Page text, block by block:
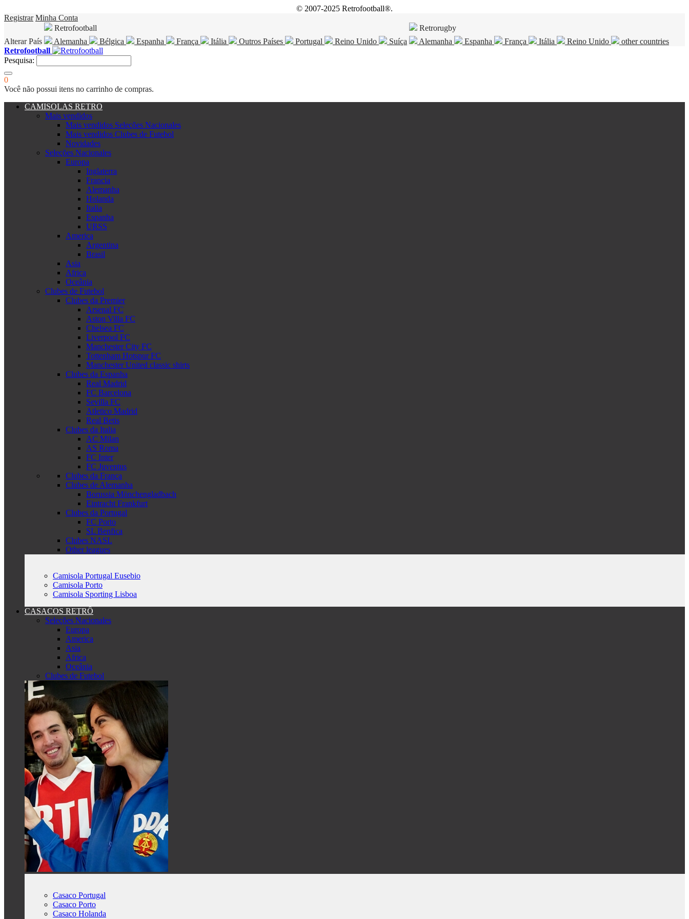
© 2007-2025 Retrofootball®.
Registrar Minha Conta
Alterar País
Retrofootball
Alemanha
Bélgica Espanha França Itália Outros Países Portugal Reino Unido Suíça
Retrorugby
Alemanha
Espanha França Itália Reino Unido
other countries
Retrofootball
Pesquisa:
0
Você não possui itens no carrinho de compras.
CAMISOLAS RETRO
Mais vendidos
Mais vendidos Seleções Nacionales
Mais vendidos Clubes de Futebol
Novidades
Seleções Nacionales
Europa
Inglaterra
Francia
Alemanha
Holanda
Italia
Espanha
URSS
America
Argentina
Brasil
Asia
Africa
Oceânia
Clubes de Futebol
Clubes da Premier
Arsenal FC
Aston Villa FC
Chelsea FC
Liverpool FC
Manchester City FC
Tottenham Hotspur FC
Manchester United classic shirts
Clubes da Espanha
Real Madrid
FC Barcelona
Sevilla FC
Atletico Madrid
Real Betis
Clubes da Italia
AC Milan
AS Roma
FC Inter
FC Juventus
Clubes da França
Clubes de Alemanha
Borussia Mönchengladbach
Eintracht Frankfurt
Clubes da Portugal
FC Porto
SL Benfica
Clubes NASL
Other leagues
Camisola Portugal Eusebio
Camisola Porto
Camisola Sporting Lisboa
CASACOS RETRÔ
Seleções Nacionales
Europa
America
Asia
Africa
Oceânia
Clubes de Futebol
Casaco Portugal
Casaco Porto
Casaco Holanda